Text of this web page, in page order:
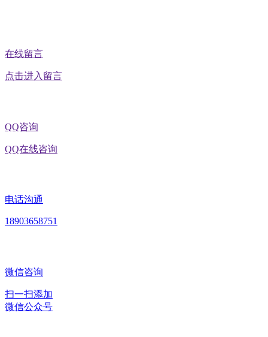
在线留言
点击进入留言
QQ咨询
QQ在线咨询
电话沟通
18903658751
微信咨询
扫一扫添加
微信公众号